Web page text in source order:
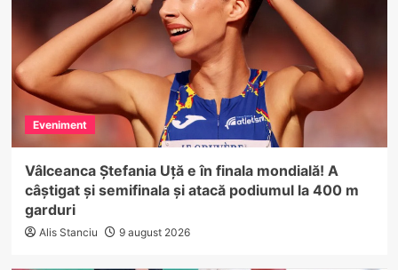
Eveniment
Vâlceanca Ștefania Uță e în finala mondială! A
câștigat și semifinala și atacă podiumul la 400 m
garduri
Alis Stanciu 9 august 2026